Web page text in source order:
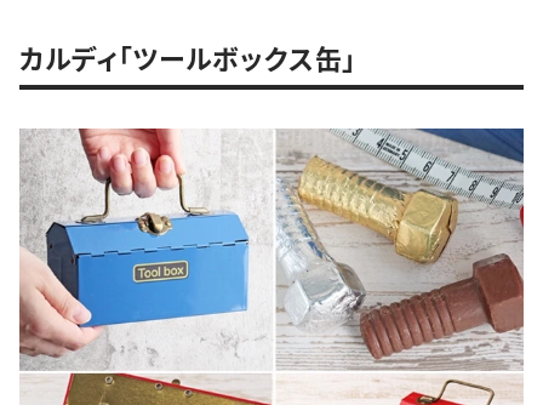
カルディ「ツールボックス缶」